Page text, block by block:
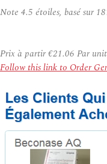
Note 4.5 étoiles, basé sur
Prix à partir€21.06 Par
Follow this link to Order